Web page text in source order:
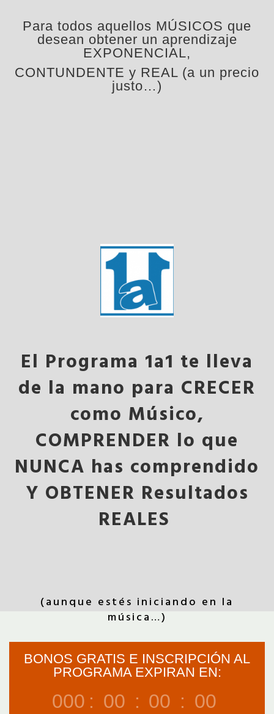
Para todos aquellos MÚSICOS que
desean obtener un aprendizaje
EXPONENCIAL,
CONTUNDENTE y REAL (a un precio
justo…)
El Programa 1a1 te lleva
de la mano para CRECER
como Músico,
COMPRENDER lo que
NUNCA has comprendido
Y OBTENER Resultados
REALES
(aunque estés iniciando en la
música…)
BONOS GRATIS E INSCRIPCIÓN AL
PROGRAMA EXPIRAN EN:
000 : 00 : 00 : 00